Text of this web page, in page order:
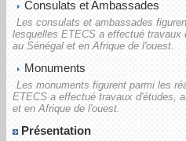
Consulats et Ambassades
Les consulats et ambassades
lesquelles ETECS a effectué
au Sénégal et en Afrique de l'ouest.
Monuments
Les monuments figurent parmi les
ETECS a effectué travaux d'études,
et en Afrique de l'ouest.
Présentation